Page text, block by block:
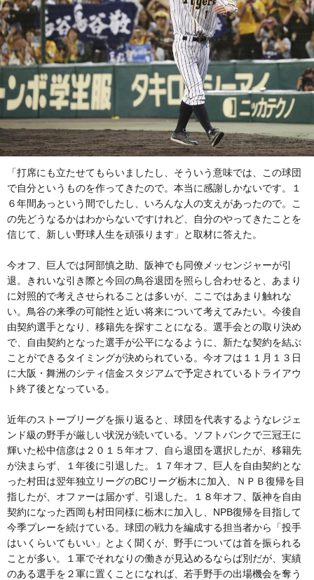
「打席にも立たせてもらいましたし、そういう意味では、この球団
で自分というものを作ってきたので。本当に感謝しかないです。１
６年間あっという間でしたし、いろんな人の支えがあったので。こ
の先どうなるかはわからないですけれど、自分のやってきたことを
信じて、新しい野球人生を頑張ります」と取材に答えた。
今オフ、巨人では阿部慎之助、阪神でも同僚メッセンジャーが引
退。きれいな引き際と今回の鳥谷退団を照らし合わせると、あまり
に対照的で考えさせられることは多いが、ここではあまり触れな
い。鳥谷の来季の可能性と近い将来について考えてみたい。今後自
由契約選手となり、移籍先を探すことになる。選手会との取り決め
で、自由契約となった選手が公平になるように、新たな契約を結ぶ
ことができるタイミングが決められている。今オフは１１月１３日
に大阪・舞洲のシティ信金スタジアムで予定されているトライアウ
ト終了後となっている。
近年のストーブリーグを振り返ると、球団を代表するようなレジェ
ンド級の野手が厳しい状況が続いている。ソフトバンクで三冠王に
輝いた松中信彦は２０１５年オフ、自ら退団を選択したが、移籍先
が決まらず、１年後に引退した。１７年オフ、巨人を自由契約とな
った村田は翌年独立リーグのBCリーグ栃木に加入、ＮＰＢ復帰を目
指したが、オファーは届かず、引退した。１８年オフ、阪神を自由
契約になった西岡も村田同様に栃木に加入し、NPB復帰を目指して
今季プレーを続けている。球団の戦力を編成する担当者から「投手
はいくらいてもいい」とよく聞くが、野手については首を振られる
ことが多い。１軍でそれなりの働きが見込めるならば別だが、実績
のある選手を２軍に置くことになれば、若手野手の出場機会を奪う